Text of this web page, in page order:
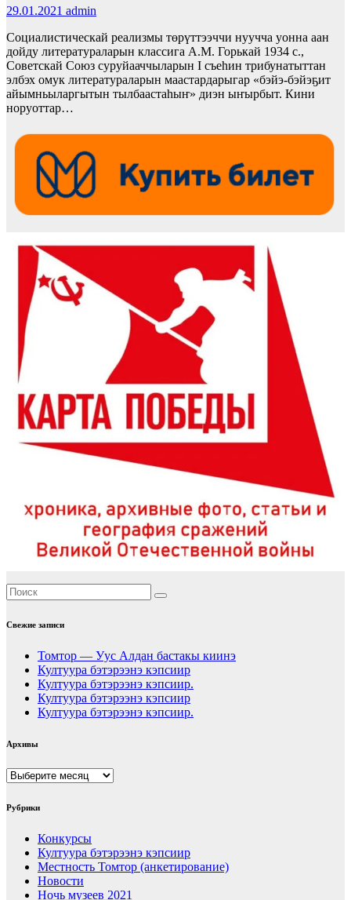
29.01.2021 admin
Социалистическай реализмы төрүттээччи нуучча уонна аан
дойду литератураларын классига А.М. Горькай 1934 с.,
Советскай Союз суруйааччыларын I съеһин трибунатыттан
элбэх омук литератураларын маастардарыгар «бэйэ-бэйэҕит
айымньыларгытын тылбаастаһыҥ» диэн ыҥырбыт. Кини
норуоттар…
Свежие записи
Томтор — Уус Алдан бастакы киинэ
Култуура бэтэрээнэ кэпсиир
Култуура бэтэрээнэ кэпсиир.
Култуура бэтэрээнэ кэпсиир
Култуура бэтэрээнэ кэпсиир.
Архивы
Архивы
Рубрики
Конкурсы
Култуура бэтэрээнэ кэпсиир
Местность Томтор (анкетирование)
Новости
Ночь музеев 2021